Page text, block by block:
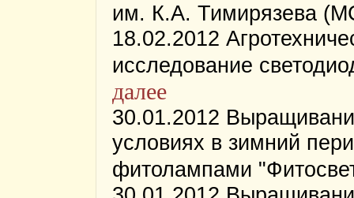
им. К.А. Тимирязева
18.02.2012
исследование
далее
30.01.2012
условиях в зимний
фитолампами